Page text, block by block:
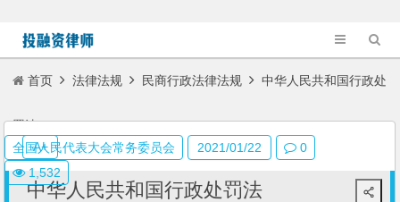
首页 法律法规 民商行政法律法规 中华人民共和国行政处
罚法
中华人民共和国行政处罚法
全国人民代表大会常务委员会 2021/01/22
0
1,532
A+